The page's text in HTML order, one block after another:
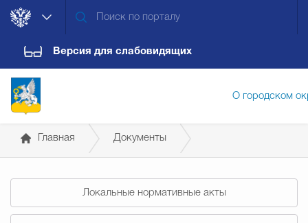
Версия для слабовидящих
О городском
Дума городского округа
Главная Документы
Локальные нормативные акты